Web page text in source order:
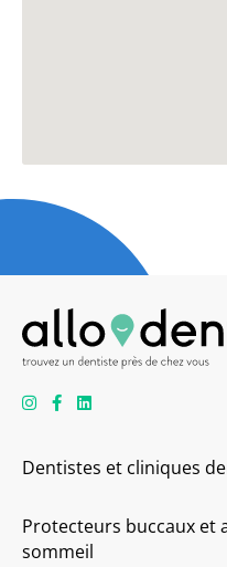
Dentistes et cliniques
Protecteurs buccaux et
sommeil